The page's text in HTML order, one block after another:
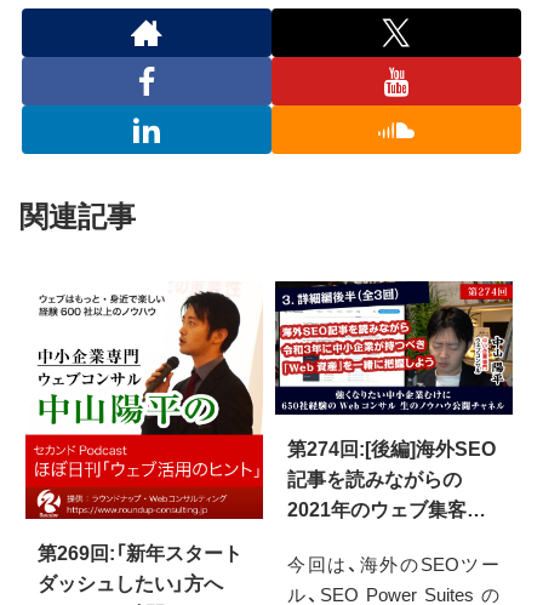
関連記事
第269回:「新年スタート
ダッシュしたい」方へ
第274回:[後編]海外SEO
記事を読みながらの
2021年のウェブ集客雑
今回は、海外のSEOツー
ル、SEO Power Suites の